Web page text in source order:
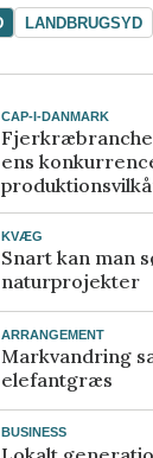
LANDBRUGSYD
CAP-I-DANMARK
ens
KVÆG
Snart kan man
naturprojekter
ARRANGEMENT
Markvandring
elefantgræs
BUSINESS